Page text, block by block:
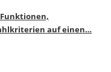
auf einen…